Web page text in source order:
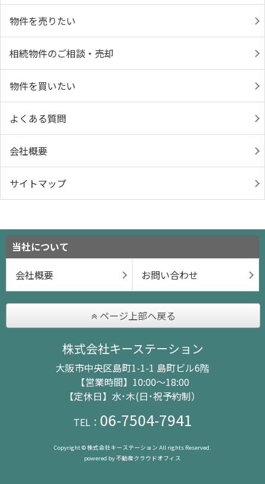
物件を売りたい
相続物件のご相談・売却
物件を買いたい
よくある質問
会社概要
サイトマップ
当社について
会社概要
お問い合わせ
ページ上部へ戻る
株式会社キーステーション
大阪市中央区島町1-1-1 島町ビル6階
【営業時間】10:00～18:00
【定休日】水･木(日･祝予約制）
TEL： 06-7504-7941
Copyright © 株式会社キーステーション All rights Reserved.
powered by 不動産クラウドオフィス